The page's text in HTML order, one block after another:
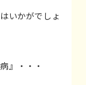
いかがでしょ
』・・・